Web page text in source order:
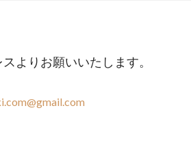
よりお願いいたします。